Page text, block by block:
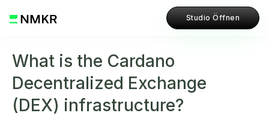
Studio Öffnen
What is the Cardano
Decentralized Exchange
(DEX) infrastructure?